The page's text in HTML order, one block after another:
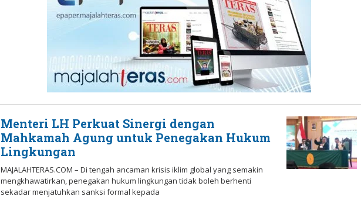
Menteri LH Perkuat Sinergi dengan
Mahkamah Agung untuk Penegakan Hukum
Lingkungan
MAJALAHTERAS.COM – Di tengah ancaman krisis iklim global yang semakin
mengkhawatirkan, penegakan hukum lingkungan tidak boleh berhenti
sekadar menjatuhkan sanksi formal kepada